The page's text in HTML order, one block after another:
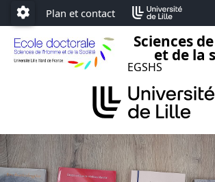
Accéder au menu principal
Accéder au contenu
Paramétrage
Plan et contact
Sciences
et de la
EGSHS